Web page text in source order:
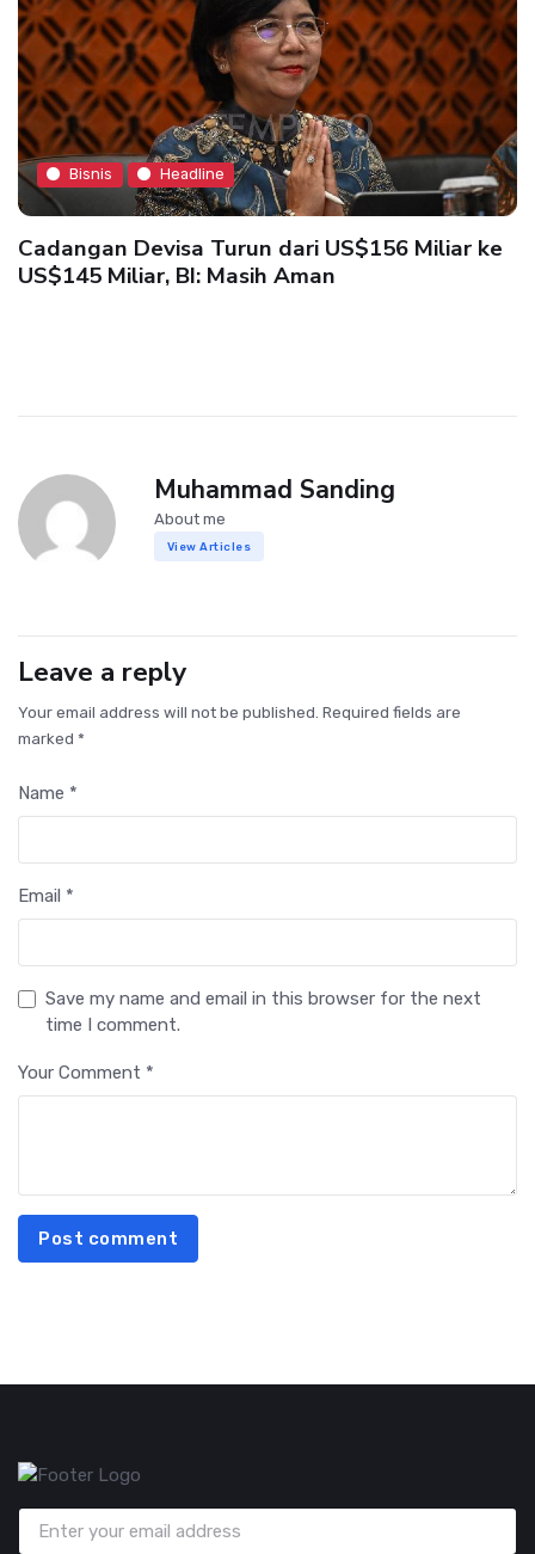
Bisnis Headline
Cadangan Devisa Turun dari US$156 Miliar ke
US$145 Miliar, BI: Masih Aman
Muhammad Sanding
About me
View Articles
Leave a reply
Your email address will not be published. Required fields are
marked *
Name *
Email *
Save my name and email in this browser for the next
time I comment.
Your Comment *
Post comment